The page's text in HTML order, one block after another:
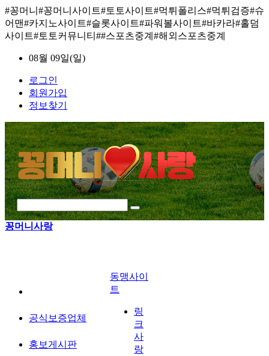
#꽁머니#꽁머니사이트#토토사이트#먹튀폴리스#먹튀검증#슈
어맨#카지노사이트#슬롯사이트#파워볼사이트#바카라#홀덤
사이트#토토커뮤니티##스포츠중계#해외스포츠중계
08월 09일(일)
로그인
회원가입
정보찾기
꽁머니사랑
공식보증업체
홍보게시판
동맹사이
트
링
크
사
랑